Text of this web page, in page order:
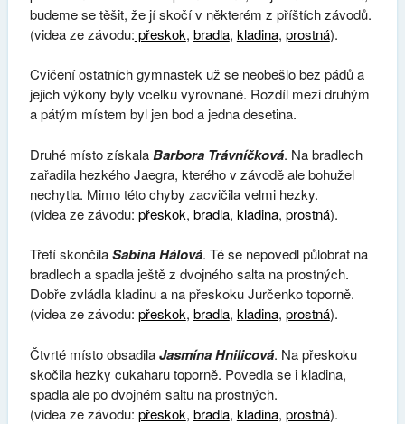
budeme se těšit, že jí skočí v některém z příštích závodů.
(videa ze závodu: přeskok, bradla, kladina, prostná).
Cvičení ostatních gymnastek už se neobešlo bez pádů a
jejich výkony byly vcelku vyrovnané. Rozdíl mezi druhým
a pátým místem byl jen bod a jedna desetina.
Druhé místo získalaBarbora Trávníčková. Na bradlech
zařadila hezkého Jaegra, kterého v závodě ale bohužel
nechytla. Mimo této chyby zacvičila velmi hezky.
(videa ze závodu: přeskok, bradla, kladina, prostná).
Třetí skončilaSabina Hálová. Té se nepovedl půlobrat na
bradlech a spadla ještě z dvojného salta na prostných.
Dobře zvládla kladinu a na přeskoku Jurčenko toporně.
(videa ze závodu: přeskok, bradla, kladina, prostná).
Čtvrté místo obsadilaJasmína Hnilicová. Na přeskoku
skočila hezky cukaharu toporně. Povedla se i kladina,
spadla ale po dvojném saltu na prostných.
(videa ze závodu: přeskok, bradla, kladina, prostná).